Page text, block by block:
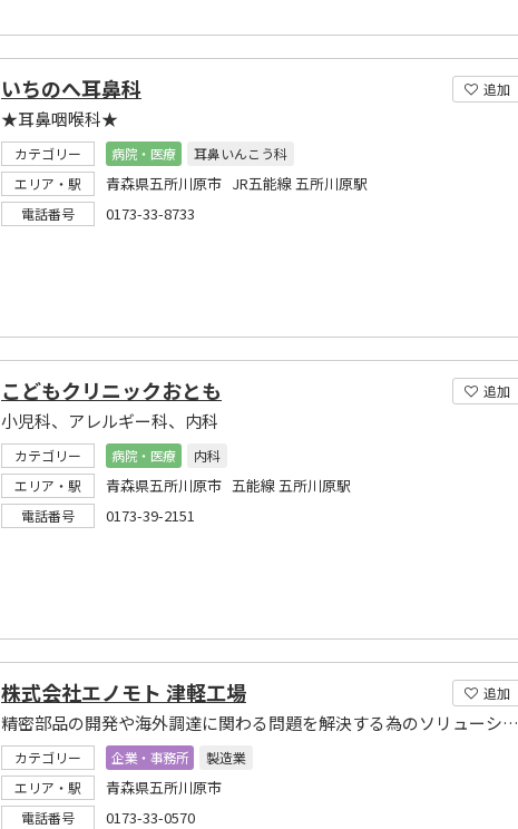
追加
いちのへ耳鼻科
★耳鼻咽喉科★
カテゴリー 病院・医療
耳鼻いんこう科
エリア・駅
青森県五所川原市 JR五能線 五所川原駅
電話番号 0173-33-8733
追加
こどもクリニックおとも
小児科、アレルギー科、内科
カテゴリー 病院・医療
内科
エリア・駅
青森県五所川原市 五能線 五所川原駅
電話番号 0173-39-2151
追加
株式会社エノモト 津軽工場
精密部品の開発や海外調達に関わる問題を解決する為のソリューションを提供
カテゴリー 企業・事務所
製造業
エリア・駅
青森県五所川原市
電話番号 0173-33-0570